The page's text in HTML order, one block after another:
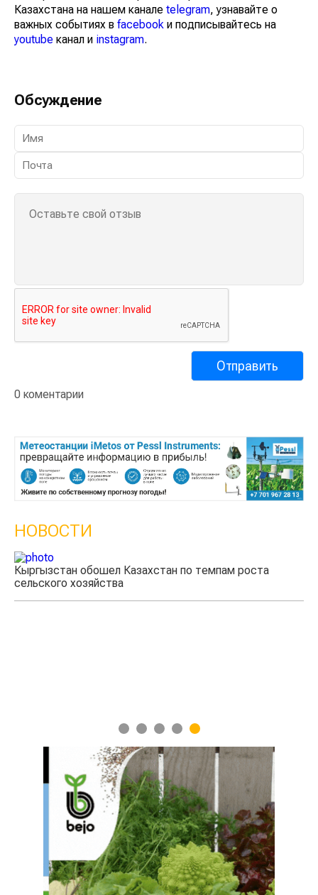
Казахстана на нашем канале telegram, узнавайте о
важных событиях в facebook и подписывайтесь на
youtube канал и instagram.
Обсуждение
0 коментарии
НОВОСТИ
Казахстанские фермеры заработали $35 млн на
экспорте чечевицы
1 2 3 4 5